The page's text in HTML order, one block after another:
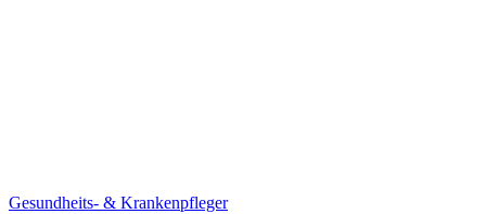
Gesundheits- & Krankenpfleger